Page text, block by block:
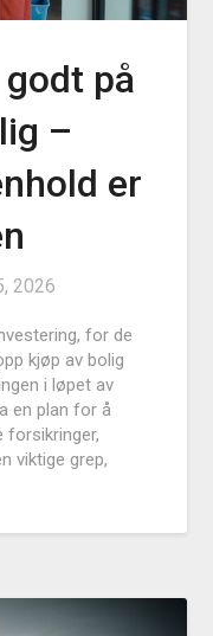
på
–
er
2026
for de
kjøp av bolig
i løpet av
en plan for å
forsikringer,
viktige grep,